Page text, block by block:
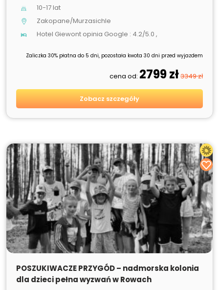
10-17 lat
Zakopane/Murzasichle
Hotel Giewont opinia Google : 4.2/5.0 ,
Zaliczka 30% płatna do 5 dni, pozostała kwota 30 dni przed wyjazdem
cena od: 2799 zł3349 zł
Zobacz szczegóły
SPRZEDANE
POSZUKIWACZE PRZYGÓD – nadmorska kolonia
dla dzieci pełna wyzwań w Rowach